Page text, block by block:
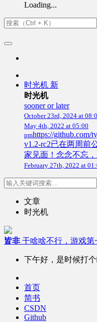
Loading...
时光机 新
时光机
sooner or later
October 23rd, 2024 at
May 4th, 2022 at 05:00
pmhttps://github.com/
v1.2-rc2已在两周前
家见面！念念不忘，
February 27th, 2022 at
文章
时光机
皆非 干啥啥不行，游戏第
下午好，是时候打
首页
简书
CSDN
Github